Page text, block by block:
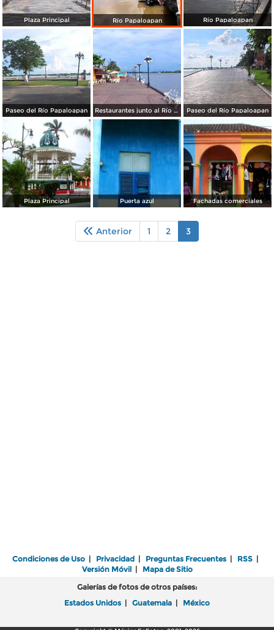
Plaza Principal Río Papaloapan Río Papaloapan
Paseo del Río Papaloapan Restaurantes junto al Río Papaloapan Paseo del Río Papaloapan
Plaza Principal Puerta azul Fachadas comerciales
Anterior 1 2 3
Condiciones de Uso | Privacidad | Preguntas Frecuentes | RSS |
Versión Móvil| Mapa de Sitio
Galerías de fotos de otros países:
Estados Unidos | Guatemala | México